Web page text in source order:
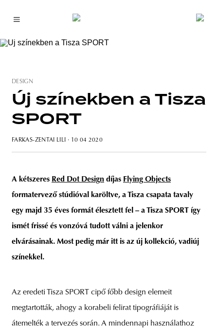
DESIGN
Új színekben a Tisza
SPORT
FARKAS-ZENTAI LILI · 10 04 2020
A kétszeres Red Dot Design díjas Flying Objects
formatervező stúdióval karöltve, a Tisza csapata tavaly
egy majd 35 éves formát élesztett fel – a Tisza SPORT így
ismét frissé és vonzóvá tudott válni a jelenkor
elvárásainak. Most pedig már itt is az új kollekció, vadiúj
színekkel.
Az eredeti Tisza SPORT cipő főbb design elemeit
megtartották, ahogy a korabeli felirat tipográfiáját is
átemelték a tervezés során. A mindennapi használathoz